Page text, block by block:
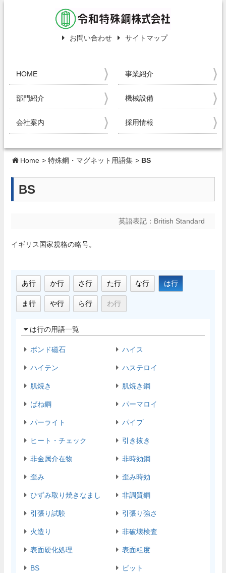
お問い合わせ サイトマップ
HOME 事業紹介
部門紹介 機械設備
会社案内 採用情報
Home > 特殊鋼・マグネット用語集 > BS
BS
英語表記： British Standard
イギリス国家規格の略号。
あ行 か行 さ行 た行 な行 は行
ま行 や行 ら行 わ行
は行の用語一覧
ボンド磁石 ハイス
ハイテン ハステロイ
肌焼き 肌焼き鋼
ばね鋼 パーマロイ
パーライト パイプ
ヒート・チェック 引き抜き
非金属介在物 非時効鋼
歪み 歪み時効
ひずみ取り焼きなまし 非調質鋼
引張り試験 引張り強さ
火造り 非破壊検査
表面硬化処理 表面粗度
BS ビット